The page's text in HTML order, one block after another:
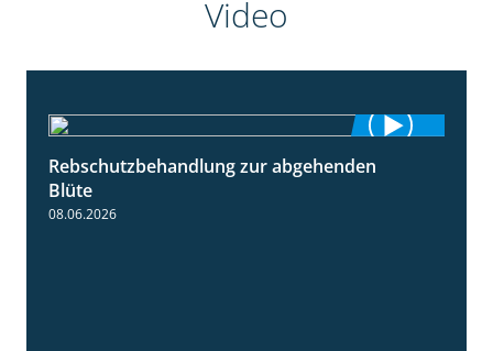
Video
3:06
Rebschutzbehandlung zur abgehenden
Blüte
08.06.2026